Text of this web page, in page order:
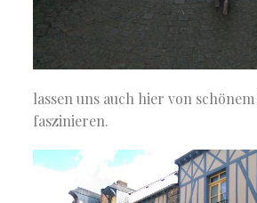
lassen uns auch hier von
faszinieren.